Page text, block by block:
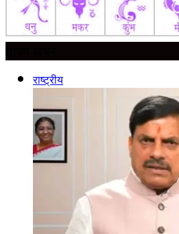
राष्ट्रीय